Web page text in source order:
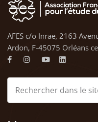
AFES c/o Inrae, 2163
Ardon, F-45075 Orléans